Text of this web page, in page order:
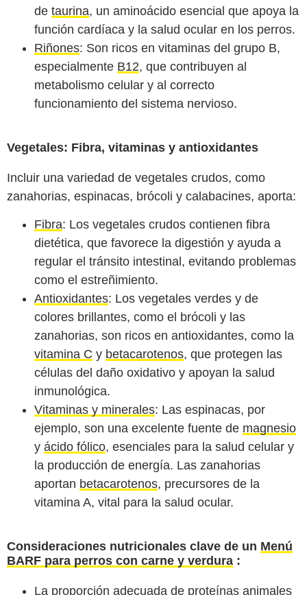
de taurina, un aminoácido esencial que apoya la
función cardíaca y la salud ocular en los perros.
Riñones: Son ricos en vitaminas del grupo B,
especialmente B12, que contribuyen al
metabolismo celular y al correcto
funcionamiento del sistema nervioso.
Vegetales: Fibra, vitaminas y antioxidantes
Incluir una variedad de vegetales crudos, como
zanahorias, espinacas, brócoli y calabacines, aporta:
Fibra: Los vegetales crudos contienen fibra
dietética, que favorece la digestión y ayuda a
regular el tránsito intestinal, evitando problemas
como el estreñimiento.
Antioxidantes: Los vegetales verdes y de
colores brillantes, como el brócoli y las
zanahorias, son ricos en antioxidantes, como la
vitamina C y betacarotenos, que protegen las
células del daño oxidativo y apoyan la salud
inmunológica.
Vitaminas y minerales: Las espinacas, por
ejemplo, son una excelente fuente de magnesio
y ácido fólico, esenciales para la salud celular y
la producción de energía. Las zanahorias
aportan betacarotenos, precursores de la
vitamina A, vital para la salud ocular.
Consideraciones nutricionales clave de un Menú
BARF para perros con carne y verdura :
La proporción adecuada de proteínas animales